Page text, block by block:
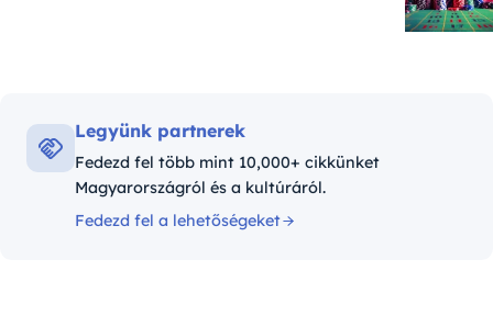
Legyünk partnerek
Fedezd fel több mint 10,000+ cikkünket
Magyarországról és a kultúráról.
Fedezd fel a lehetőségeket